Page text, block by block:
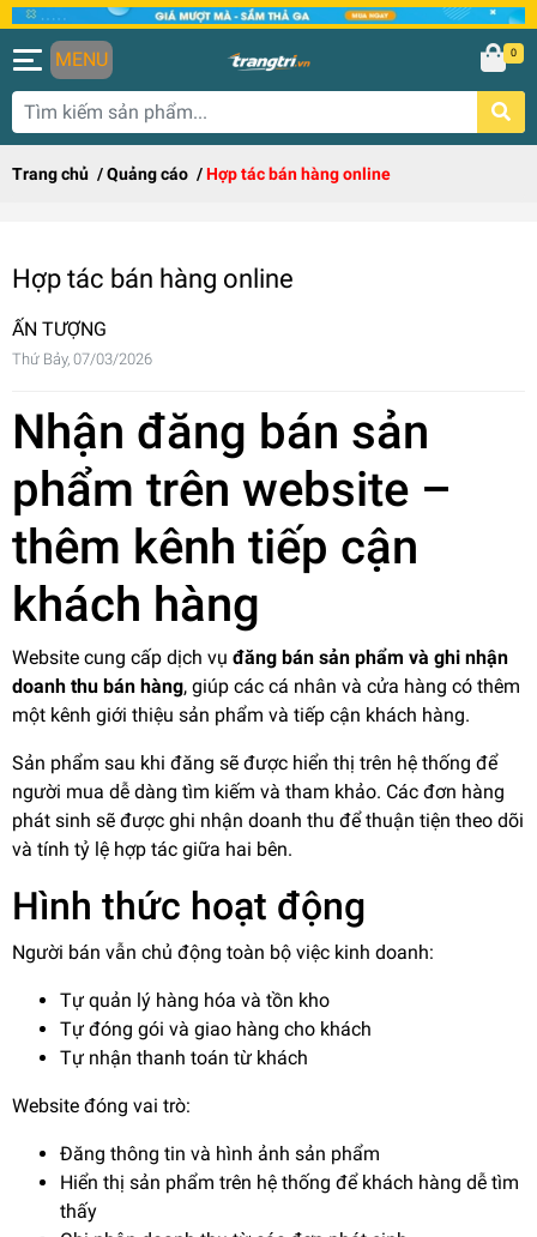
MENU 0
Trang chủ /Quảng cáo /Hợp tác bán hàng online
Hợp tác bán hàng online
ẤN TƯỢNG
Thứ Bảy, 07/03/2026
Nhận đăng bán sản
phẩm trên website –
thêm kênh tiếp cận
khách hàng
Website cung cấp dịch vụ đăng bán sản phẩm và ghi nhận
doanh thu bán hàng, giúp các cá nhân và cửa hàng có thêm
một kênh giới thiệu sản phẩm và tiếp cận khách hàng.
Sản phẩm sau khi đăng sẽ được hiển thị trên hệ thống để
người mua dễ dàng tìm kiếm và tham khảo. Các đơn hàng
phát sinh sẽ được ghi nhận doanh thu để thuận tiện theo dõi
và tính tỷ lệ hợp tác giữa hai bên.
Hình thức hoạt động
Người bán vẫn chủ động toàn bộ việc kinh doanh:
Tự quản lý hàng hóa và tồn kho
Tự đóng gói và giao hàng cho khách
Tự nhận thanh toán từ khách
Website đóng vai trò:
Đăng thông tin và hình ảnh sản phẩm
Hiển thị sản phẩm trên hệ thống để khách hàng dễ tìm
thấy